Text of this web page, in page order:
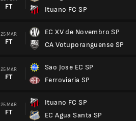
FT
Ituano FC SP
25 MAR
FT
EC XV de Novembro SP
CA Votuporanguense SP
25 MAR
FT
Sao Jose EC SP
Ferroviaria SP
25 MAR
FT
Ituano FC SP
EC Agua Santa SP